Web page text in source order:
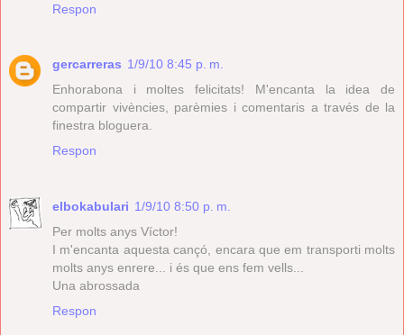
Respon
gercarreras 1/9/10 8:45 p. m.
Enhorabona i moltes felicitats! M'encanta la idea de
compartir vivències, parèmies i comentaris a través de la
finestra bloguera.
Respon
elbokabulari 1/9/10 8:50 p. m.
Per molts anys Víctor!
I m'encanta aquesta cançó, encara que em transporti molts
molts anys enrere... i és que ens fem vells...
Una abrossada
Respon